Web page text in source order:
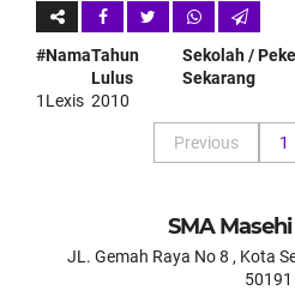
#NamaTahun
Lulus
Sekolah /
Sekarang
1 Lexis 2010
Previous 1
SMA Masehi
JL. Gemah Raya No 8 , Kota
50191